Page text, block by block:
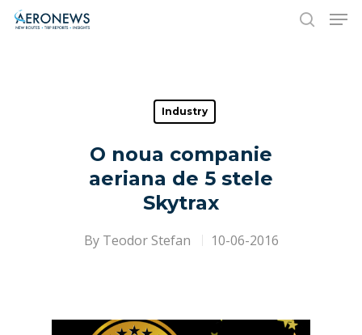
Hit enter to search or ESC to close
Industry
O noua companie
aeriana de 5 stele
Skytrax
By Teodor Stefan 10-06-2016